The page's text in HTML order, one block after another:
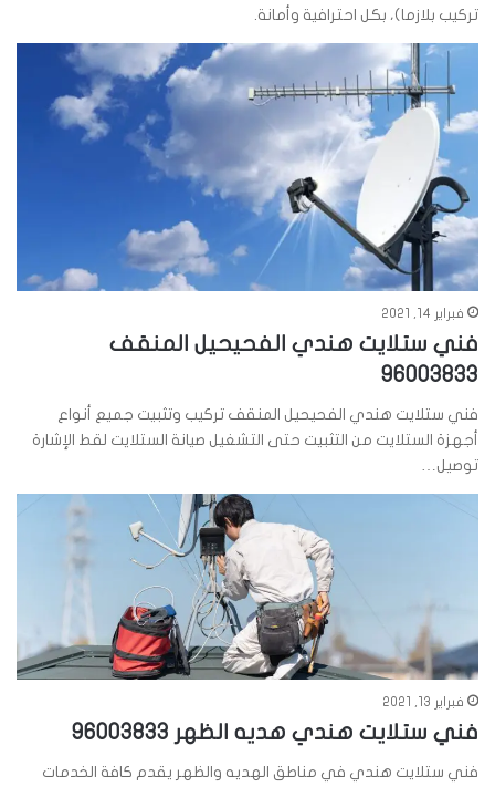
تركيب بلازما)، بكل احترافية وأمانة.
فبراير 14, 2021
فني ستلايت هندي الفحيحيل المنقف
96003833
فني ستلايت هندي الفحيحيل المنقف تركيب وتثبيت جميع أنواع
أجهزة الستلايت من التثبيت حتى التشغيل صيانة الستلايت لقط الإشارة
توصيل…
فبراير 13, 2021
فني ستلايت هندي هديه الظهر 96003833
فني ستلايت هندي في مناطق الهديه والظهر يقدم كافة الخدمات